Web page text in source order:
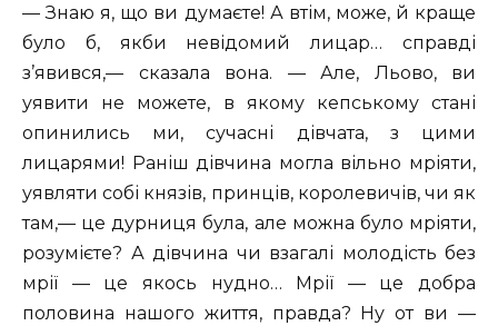
— Знаю я, що ви думаєте! А втім, може, й краще
було б, якби невідомий лицар… справді
з’явився,— сказала вона. — Але, Льово, ви
уявити не можете, в якому кепському стані
опинились ми, сучасні дівчата, з цими
лицарями! Раніш дівчина могла вільно мріяти,
уявляти собі князів, принців, королевичів, чи як
там,— це дурниця була, але можна було мріяти,
розумієте? А дівчина чи взагалі молодість без
мрії — це якось нудно… Мрії — це добра
половина нашого життя, правда? Ну от ви —